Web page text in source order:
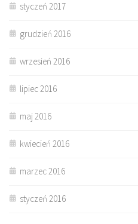
styczeń 2017
grudzień 2016
wrzesień 2016
lipiec 2016
maj 2016
kwiecień 2016
marzec 2016
styczeń 2016